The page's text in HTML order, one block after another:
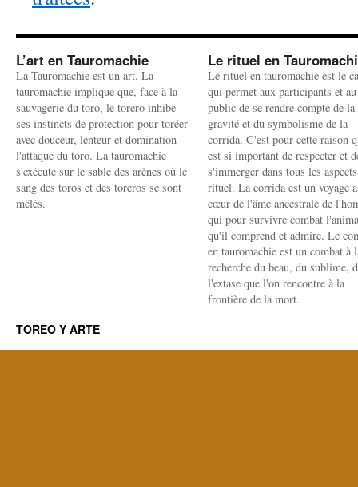
L’art en Tauromachie
La Tauromachie est un art. La
tauromachie implique que, face à la
sauvagerie du toro, le torero inhibe
ses instincts de protection pour toréer
avec douceur, lenteur et domination
l'attaque du toro. La tauromachie
s'exécute sur le sable des arènes où le
sang des toros et des toreros se sont
mêlés.
Le rituel en
Le rituel en tauromachie est le
qui permet aux participants et au
public de se rendre compte de la
gravité et du symbolisme de la
corrida. C'est pour cette raison
est si important de respecter et
s'immerger dans tous les
rituel. La corrida est un voyage
cœur de l'âme ancestrale de
qui pour survivre combat
qu'il comprend et admire. Le
en tauromachie est un combat à
recherche du beau, du sublime,
l'extase que l'on rencontre à la
frontière de la mort.
TOREO Y ARTE